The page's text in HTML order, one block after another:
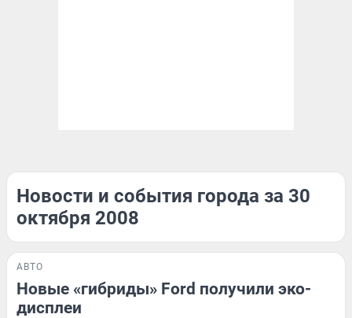
Новости и события города за 30
октября 2008
АВТО
Новые «гибриды» Ford получили эко-
дисплеи